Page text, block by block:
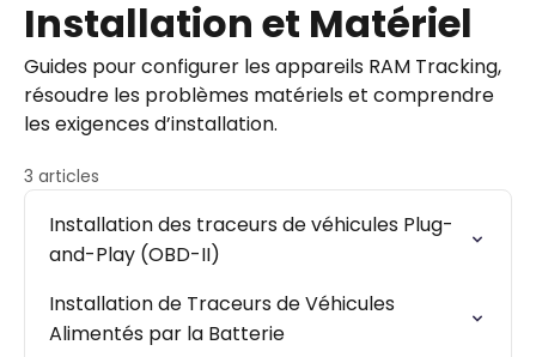
Installation et Matériel
Guides pour configurer les appareils RAM Tracking,
résoudre les problèmes matériels et comprendre
les exigences d’installation.
3 articles
Installation des traceurs de véhicules Plug-
and-Play (OBD-II)
Installation de Traceurs de Véhicules
Alimentés par la Batterie